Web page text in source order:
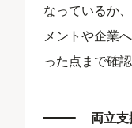
なっているか
メントや企業
った点まで確
両立